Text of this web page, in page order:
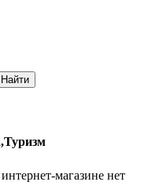
магазине нет